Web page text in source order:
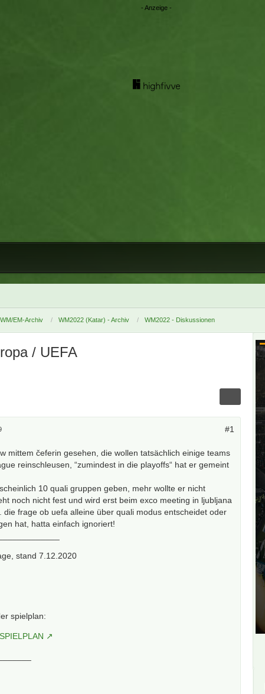
EM-Archiv WM2022 (Katar) - Archiv WM2022 - Diskussionen
/ UEFA
#1
mittem čeferin gesehen, die wollen tatsächlich einige teams
reinschleusen, “zumindest in die playoffs“ hat er gemeint
10 quali gruppen geben, mehr wollte er nicht
noch nicht fest und wird erst beim exco meeting in ljubljana
die frage ob uefa alleine über quali modus entscheidet oder
hat, hatta einfach ignoriert!
stand 7.12.2020
spielplan: